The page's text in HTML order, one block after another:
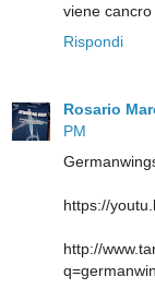
viene
Rispondi
Rosario
PM
https://
http://